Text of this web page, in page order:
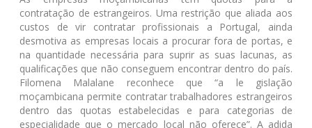
contratação de estrangeiros. Uma restrição que aliada aos
custos de vir contratar profissionais a Portugal, ainda
desmotiva as empresas locais a procurar fora de portas, e
na quantidade necessária para suprir as suas lacunas, as
qualificações que não conseguem encontrar dentro do país.
Filomena Malalane reconhece que “a le gislação
moçambicana permite contratar trabalhadores estrangeiros
dentro das quotas estabelecidas e para categorias de
especialidade que o mercado local não oferece”. A adida